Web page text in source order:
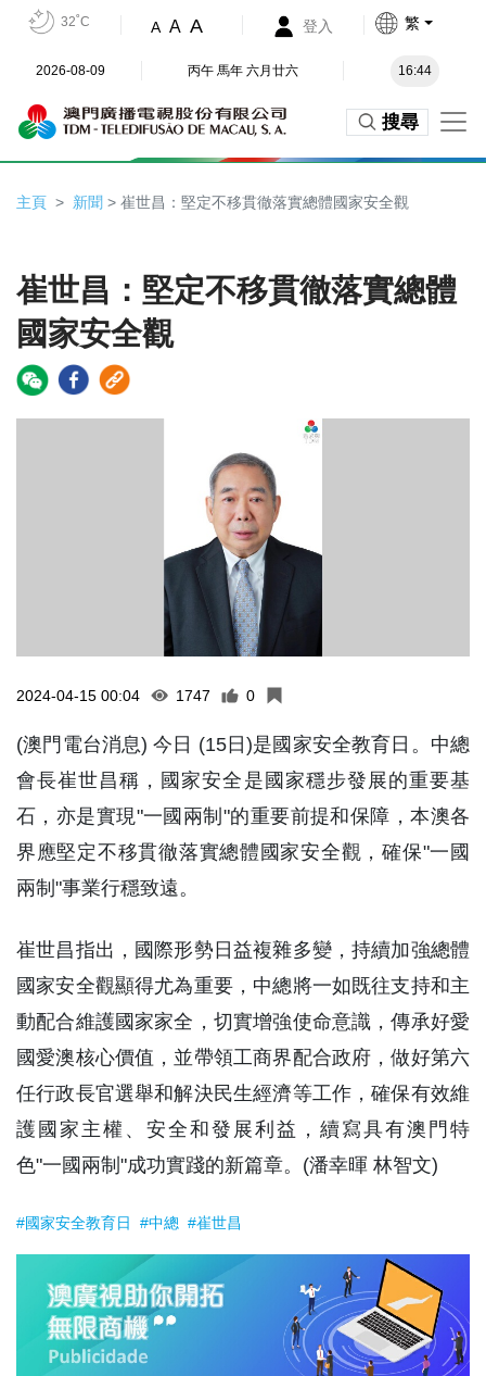
32˚C A A A 登入 繁
2026-08-09 丙午 馬年 六月廿六 16:44
搜尋
主頁 新聞 > 崔世昌：堅定不移貫徹落實總體國家安全觀
崔世昌：堅定不移貫徹落實總體
國家安全觀
2024-04-15 00:04 1747 0
(澳門電台消息) 今日 (15日)是國家安全教育日。中總
會長崔世昌稱，國家安全是國家穩步發展的重要基
石，亦是實現"一國兩制"的重要前提和保障，本澳各
界應堅定不移貫徹落實總體國家安全觀，確保"一國
兩制"事業行穩致遠。
崔世昌指出，國際形勢日益複雜多變，持續加強總體
國家安全觀顯得尤為重要，中總將一如既往支持和主
動配合維護國家家全，切實增強使命意識，傳承好愛
國愛澳核心價值，並帶領工商界配合政府，做好第六
任行政長官選舉和解決民生經濟等工作，確保有效維
護國家主權、安全和發展利益，續寫具有澳門特
色"一國兩制"成功實踐的新篇章。(潘幸暉 林智文)
#國家安全教育日 #中總 #崔世昌